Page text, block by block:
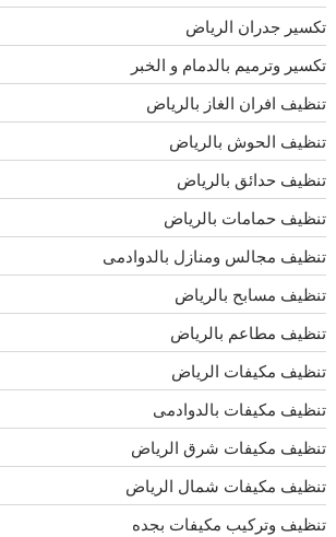
تكسير جدران الرياض
تكسير وترميم بالدمام و الخبر
تنظيف افران الغاز بالرياض
تنظيف الحوش بالرياض
تنظيف حدائق بالرياض
تنظيف حمامات بالرياض
تنظيف مجالس ومنازل بالدوادمى
تنظيف مسابح بالرياض
تنظيف مطاعم بالرياض
تنظيف مكيفات الرياض
تنظيف مكيفات بالدوادمى
تنظيف مكيفات شرق الرياض
تنظيف مكيفات شمال الرياض
تنظيف وتركيب مكيفات بجده